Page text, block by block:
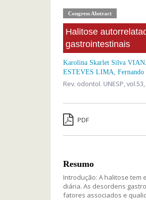
Congress Abstract
Halitose
gastrointestinais
Karolina Skarlet Silva
ESTEVES LIMA,
Rev. odontol. UNESP,
PDF
Resumo
Introdução: A halitose tem
diária. As desordens
fatores associados e